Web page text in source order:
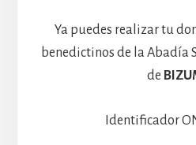
Ya puedes realizar tu
benedictinos de la Abadía
de
Identificador